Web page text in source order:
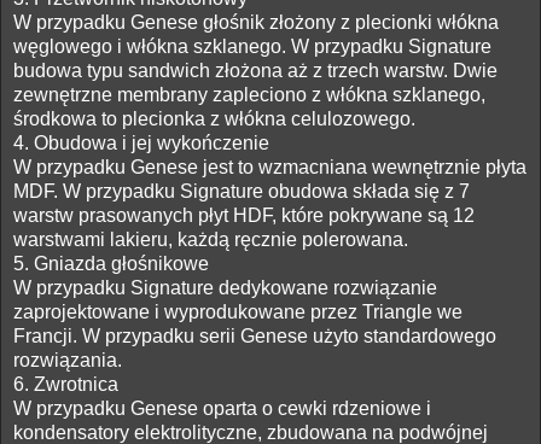
W przypadku Genese głośnik złożony z plecionki włókna
węglowego i włókna szklanego. W przypadku Signature
budowa typu sandwich złożona aż z trzech warstw. Dwie
zewnętrzne membrany zapleciono z włókna szklanego,
środkowa to plecionka z włókna celulozowego.
4. Obudowa i jej wykończenie
W przypadku Genese jest to wzmacniana wewnętrznie płyta
MDF. W przypadku Signature obudowa składa się z 7
warstw prasowanych płyt HDF, które pokrywane są 12
warstwami lakieru, każdą ręcznie polerowana.
5. Gniazda głośnikowe
W przypadku Signature dedykowane rozwiązanie
zaprojektowane i wyprodukowane przez Triangle we
Francji. W przypadku serii Genese użyto standardowego
rozwiązania.
6. Zwrotnica
W przypadku Genese oparta o cewki rdzeniowe i
kondensatory elektrolityczne, zbudowana na podwójnej